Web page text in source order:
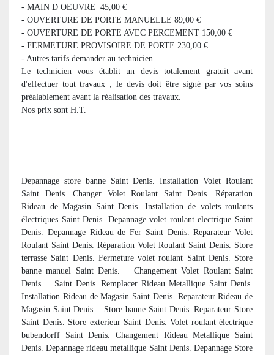
- MAIN D OEUVRE 45,00 €
- OUVERTURE DE PORTE MANUELLE 89,00 €
- OUVERTURE DE PORTE AVEC PERCEMENT 150,00 €
- FERMETURE PROVISOIRE DE PORTE 230,00 €
- Autres tarifs demander au technicien.
Le technicien vous établit un devis totalement gratuit avant
d'effectuer tout travaux ; le devis doit être signé par vos soins
préalablement avant la réalisation des travaux.
Nos prix sont H.T.
Depannage store banne Saint Denis. Installation Volet Roulant
Saint Denis. Changer Volet Roulant Saint Denis. Réparation
Rideau de Magasin Saint Denis. Installation de volets roulants
électriques Saint Denis. Depannage volet roulant electrique Saint
Denis. Depannage Rideau de Fer Saint Denis. Reparateur Volet
Roulant Saint Denis. Réparation Volet Roulant Saint Denis. Store
terrasse Saint Denis. Fermeture volet roulant Saint Denis. Store
banne manuel Saint Denis. Changement Volet Roulant Saint
Denis. Saint Denis. Remplacer Rideau Metallique Saint Denis.
Installation Rideau de Magasin Saint Denis. Reparateur Rideau de
Magasin Saint Denis. Store banne Saint Denis. Reparateur Store
Saint Denis. Store exterieur Saint Denis. Volet roulant électrique
bubendorff Saint Denis. Changement Rideau Metallique Saint
Denis. Depannage rideau metallique Saint Denis. Depannage Store